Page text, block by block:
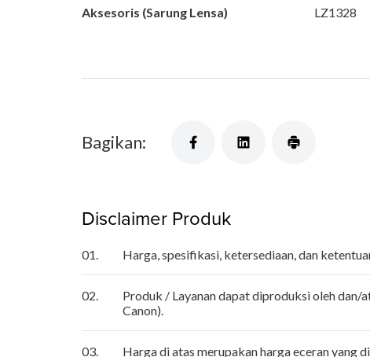
Aksesoris (Sarung Lensa) LZ1328
Bagikan:
Disclaimer Produk
01. Harga, spesifikasi, ketersediaan, dan
02.
Produk / Layanan dapat diproduksi oleh
Canon).
03. Harga di atas merupakan harga eceran yang